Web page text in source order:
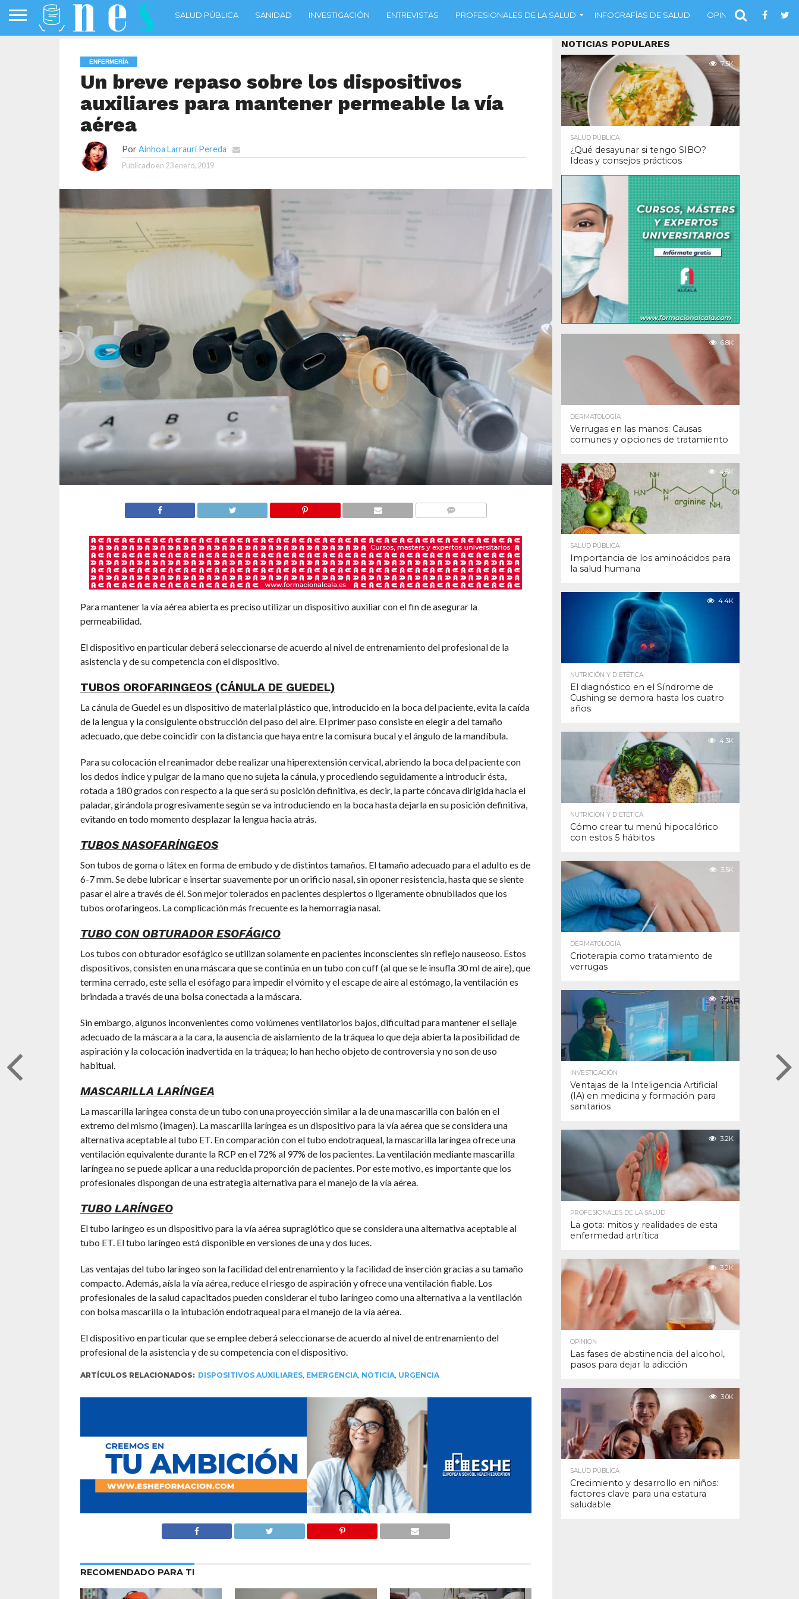
SALUD PÚBLICA SANIDAD INVESTIGACIÓN ENTREVISTAS PROFESIONALES DE LA SALUD INFOGRAFÍAS DE SALUD OPINIÓN
ENFERMERÍA
Un breve repaso sobre los dispositivos
auxiliares para mantener permeable la vía
aérea
Por Ainhoa Larrauri Pereda
Publicado en 23 enero, 2019
Para mantener la vía aérea abierta es preciso utilizar un dispositivo auxiliar con el fin de asegurar la
permeabilidad.
El dispositivo en particular deberá seleccionarse de acuerdo al nivel de entrenamiento del profesional de la
asistencia y de su competencia con el dispositivo.
TUBOS OROFARINGEOS (CÁNULA DE GUEDEL)
La cánula de Guedel es un dispositivo de material plástico que, introducido en la boca del paciente, evita la caída
de la lengua y la consiguiente obstrucción del paso del aire. El primer paso consiste en elegir a del tamaño
adecuado, que debe coincidir con la distancia que haya entre la comisura bucal y el ángulo de la mandíbula.
Para su colocación el reanimador debe realizar una hiperextensión cervical, abriendo la boca del paciente con
los dedos índice y pulgar de la mano que no sujeta la cánula, y procediendo seguidamente a introducir ésta,
rotada a 180 grados con respecto a la que será su posición definitiva, es decir, la parte cóncava dirigida hacia el
paladar, girándola progresivamente según se va introduciendo en la boca hasta dejarla en su posición definitiva,
evitando en todo momento desplazar la lengua hacia atrás.
TUBOS NASOFARÍNGEOS
Son tubos de goma o látex en forma de embudo y de distintos tamaños. El tamaño adecuado para el adulto es de
6-7 mm. Se debe lubricar e insertar suavemente por un orificio nasal, sin oponer resistencia, hasta que se siente
pasar el aire a través de él. Son mejor tolerados en pacientes despiertos o ligeramente obnubilados que los
tubos orofaringeos. La complicación más frecuente es la hemorragia nasal.
TUBO CON OBTURADOR ESOFÁGICO
Los tubos con obturador esofágico se utilizan solamente en pacientes inconscientes sin reflejo nauseoso. Estos
dispositivos, consisten en una máscara que se continúa en un tubo con cuff (al que se le insufla 30 ml de aire), que
termina cerrado, este sella el esófago para impedir el vómito y el escape de aire al estómago, la ventilación es
brindada a través de una bolsa conectada a la máscara.
Sin embargo, algunos inconvenientes como volúmenes ventilatorios bajos, dificultad para mantener el sellaje
adecuado de la máscara a la cara, la ausencia de aislamiento de la tráquea lo que deja abierta la posibilidad de
aspiración y la colocación inadvertida en la tráquea; lo han hecho objeto de controversia y no son de uso
habitual.
MASCARILLA LARÍNGEA
La mascarilla laríngea consta de un tubo con una proyección similar a la de una mascarilla con balón en el
extremo del mismo (imagen). La mascarilla laríngea es un dispositivo para la vía aérea que se considera una
alternativa aceptable al tubo ET. En comparación con el tubo endotraqueal, la mascarilla laríngea ofrece una
ventilación equivalente durante la RCP en el 72% al 97% de los pacientes. La ventilación mediante mascarilla
laríngea no se puede aplicar a una reducida proporción de pacientes. Por este motivo, es importante que los
profesionales dispongan de una estrategia alternativa para el manejo de la vía aérea.
TUBO LARÍNGEO
El tubo laríngeo es un dispositivo para la vía aérea supraglótico que se considera una alternativa aceptable al
tubo ET. El tubo laríngeo está disponible en versiones de una y dos luces.
Las ventajas del tubo laríngeo son la facilidad del entrenamiento y la facilidad de inserción gracias a su tamaño
compacto. Además, aísla la vía aérea, reduce el riesgo de aspiración y ofrece una ventilación fiable. Los
profesionales de la salud capacitados pueden considerar el tubo laríngeo como una alternativa a la ventilación
con bolsa mascarilla o la intubación endotraqueal para el manejo de la vía aérea.
El dispositivo en particular que se emplee deberá seleccionarse de acuerdo al nivel de entrenamiento del
profesional de la asistencia y de su competencia con el dispositivo.
ARTÍCULOS RELACIONADOS: DISPOSITIVOS AUXILIARES, EMERGENCIA, NOTICIA, URGENCIA
RECOMENDADO PARA TI
NOTICIAS POPULARES
7.5K
SALUD PÚBLICA
¿Qué desayunar si tengo SIBO?
Ideas y consejos prácticos
6.8K
DERMATOLOGÍA
Verrugas en las manos: Causas
comunes y opciones de tratamiento
4.6K
SALUD PÚBLICA
Importancia de los aminoácidos para
la salud humana
4.4K
NUTRICIÓN Y DIETÉTICA
El diagnóstico en el Síndrome de
Cushing se demora hasta los cuatro
años
4.3K
NUTRICIÓN Y DIETÉTICA
Cómo crear tu menú hipocalórico
con estos 5 hábitos
3.5K
DERMATOLOGÍA
Crioterapia como tratamiento de
verrugas
3.2K
INVESTIGACIÓN
Ventajas de la Inteligencia Artificial
(IA) en medicina y formación para
sanitarios
3.2K
PROFESIONALES DE LA SALUD
La gota: mitos y realidades de esta
enfermedad artrítica
3.2K
OPINIÓN
Las fases de abstinencia del alcohol,
pasos para dejar la adicción
3.0K
SALUD PÚBLICA
Crecimiento y desarrollo en niños:
factores clave para una estatura
saludable